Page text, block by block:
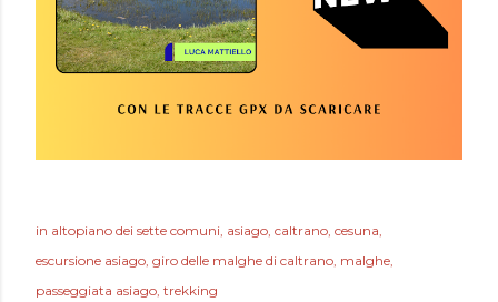
in altopiano dei sette comuni asiago caltrano cesuna
escursione asiago giro delle malghe di caltrano malghe
passeggiata asiago trekking